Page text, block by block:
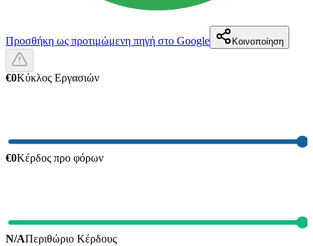
Προσθήκη ως προτιμώμενη πηγή στο Google Κοινοποίηση
€0Κύκλος Εργασιών
€0Κέρδος προ φόρων
N/AΠεριθώριο Κέρδους